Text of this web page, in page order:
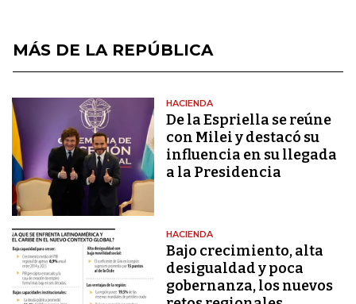
MÁS DE LA REPÚBLICA
HACIENDA
De la Espriella se reúne
con Milei y destacó su
influencia en su llegada
a la Presidencia
HACIENDA
Bajo crecimiento, alta
desigualdad y poca
gobernanza, los nuevos